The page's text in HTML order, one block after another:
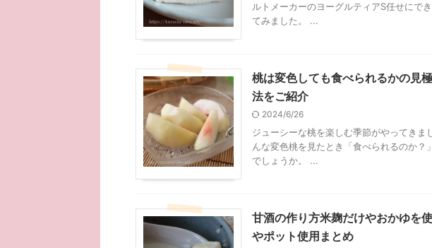
ルトメーカーのヨーグルティアS任せにで
てみました。 ...
桃は変色しても食べられるかの見
法をご紹介
2024/6/26
ジューシーな桃を楽しむ季節がやってきま
んな変色桃を見たとき「食べられるのか
でしょうか。 ...
甘酒の作り方米麹だけやおかゆを
やポット使用まとめ